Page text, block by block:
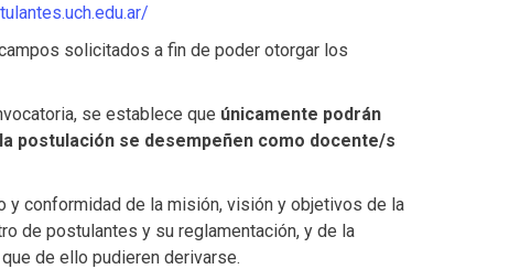
solicitados a fin de poder otorgar los
se establece que únicamente podrán
postulación se desempeñen como docente/s
conformidad de la misión, visión y objetivos de la
de postulantes y su reglamentación, y de la
de ello pudieren derivarse.